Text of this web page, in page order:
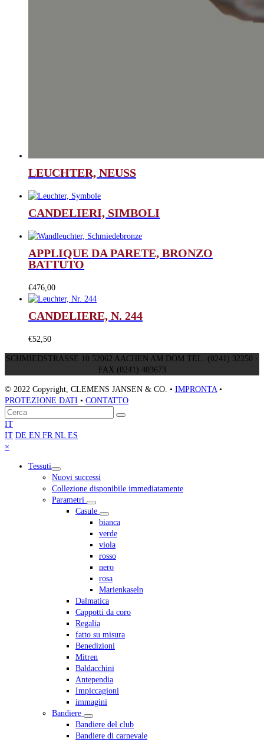
LEUCHTER, NEUSS
CANDELIERI, SIMBOLI
APPLIQUE DA PARETE, BRONZO
BATTUTO
€476,00
CANDELIERE, N. 244
€52,50
SCHMIEDSTRASSE 10 52062 AACHEN AM DOM TEL. (0241) 32250 ·
FAX (0241) 403673
© 2022 Copyright, CLEMENS JANSEN & CO. • IMPRONTA•
PROTEZIONE DATI • CONTATTO
Torna
in
cima
Cerca
Invia
IT
IT DE EN FR NL ES
×
menu
Tessuti
Nuovi successi
Collezione disponibile immediatamente
Parametri
Casule
bianca
verde
viola
rosso
nero
rosa
Marienkaseln
Dalmatica
Cappotti da coro
Regalia
fatto su misura
Benedizioni
Mitren
Baldacchini
Antependia
Impiccagioni
immagini
Bandiere
Bandiere del club
Bandiere di carnevale